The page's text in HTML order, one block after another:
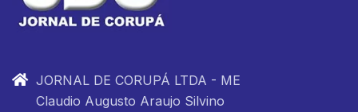
JORNAL DE CORUPÁ LTDA - ME
Claudio Augusto Araujo Silvino